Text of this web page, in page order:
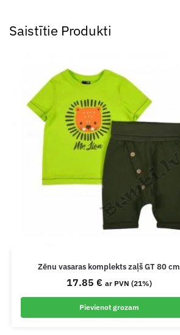
Saistītie Produkti
Zēnu vasaras komplekts zaļš GT 80 cm
17.85 € ar PVN (21%)
Pievienot grozam